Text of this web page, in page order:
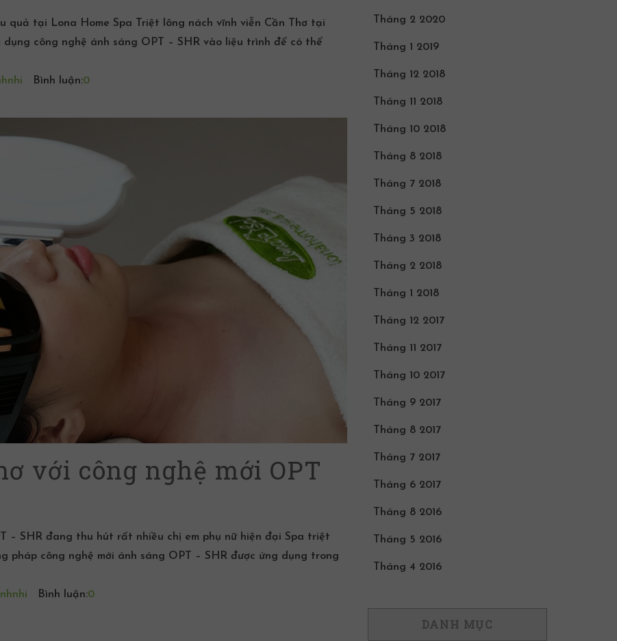
quả tại Lona Home Spa Triệt lông nách vĩnh viễn Cần Thơ tại
công nghệ ánh sáng OPT – SHR vào liệu trình để có thể
Bình luận:0
với công nghệ mới OPT
– SHR đang thu hút rất nhiều chị em phụ nữ hiện đại Spa triệt
pháp công nghệ mới ánh sáng OPT – SHR được ứng dụng trong
Bình luận:0
Tháng 2 2020
Tháng 1 2019
Tháng 12 2018
Tháng 11 2018
Tháng 10 2018
Tháng 8 2018
Tháng 7 2018
Tháng 5 2018
Tháng 3 2018
Tháng 2 2018
Tháng 1 2018
Tháng 12 2017
Tháng 11 2017
Tháng 10 2017
Tháng 9 2017
Tháng 8 2017
Tháng 7 2017
Tháng 6 2017
Tháng 8 2016
Tháng 5 2016
Tháng 4 2016
DANH MỤC